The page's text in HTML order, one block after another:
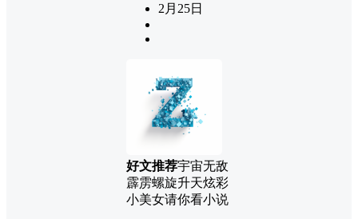
2月25日
好文推荐宇宙无敌
霹雳螺旋升天炫彩
小美女请你看小说